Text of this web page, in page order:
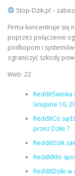
Stop-Dzik.pl –
Firma koncentruje się
poprzez połączenie
podkopom i
ograniczyć szkody
Web· 22
lasuJune 10,
RedditCo
przez Dziki ?
RedditDzik
RedditKto
RedditDziki w